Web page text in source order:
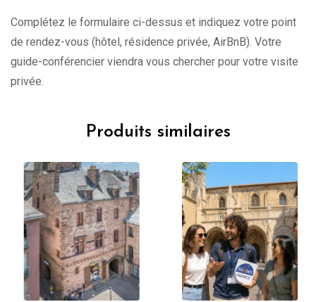
Complétez le formulaire ci-dessus et indiquez votre point
de rendez-vous (hôtel, résidence privée, AirBnB). Votre
guide-conférencier viendra vous chercher pour votre visite
privée.
Produits similaires